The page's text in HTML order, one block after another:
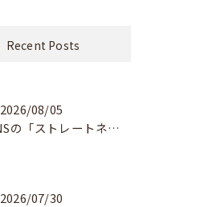
Recent Posts
2026/08/05
SNSの「ストレートネック改善動画」に騙されないで！本物のカイロプラクティックが教える正しい改善法
2026/07/30